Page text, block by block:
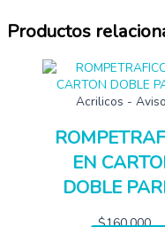
Productos
Acrilicos -
EN
DOBLE
$160,000